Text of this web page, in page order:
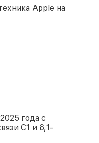
Apple на
года с
C1 и 6,1-